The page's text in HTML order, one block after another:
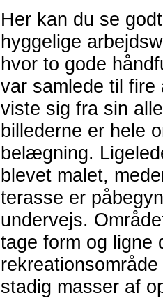
Her kan du se
hyggelige
hvor to gode
var samlede til fire
viste sig fra sin
billederne er hele
belægning.
blevet malet,
terasse er
undervejs.
tage form og ligne
stadig masser af